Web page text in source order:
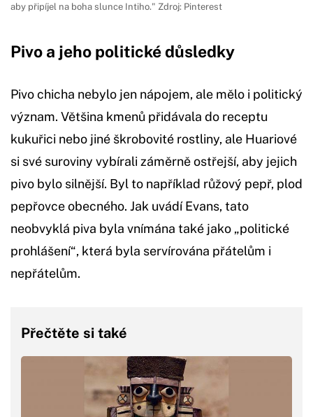
aby připíjel na boha slunce Intiho." Zdroj: Pinterest
Pivo a jeho politické důsledky
Pivo chicha nebylo jen nápojem, ale mělo i politický
význam. Většina kmenů přidávala do receptu
kukuřici nebo jiné škrobovité rostliny, ale Huariové
si své suroviny vybírali záměrně ostřejší, aby jejich
pivo bylo silnější. Byl to například růžový pepř, plod
pepřovce obecného. Jak uvádí Evans, tato
neobvyklá piva byla vnímána také jako „politické
prohlášení“, která byla servírována přátelům i
nepřátelům.
Přečtěte si také